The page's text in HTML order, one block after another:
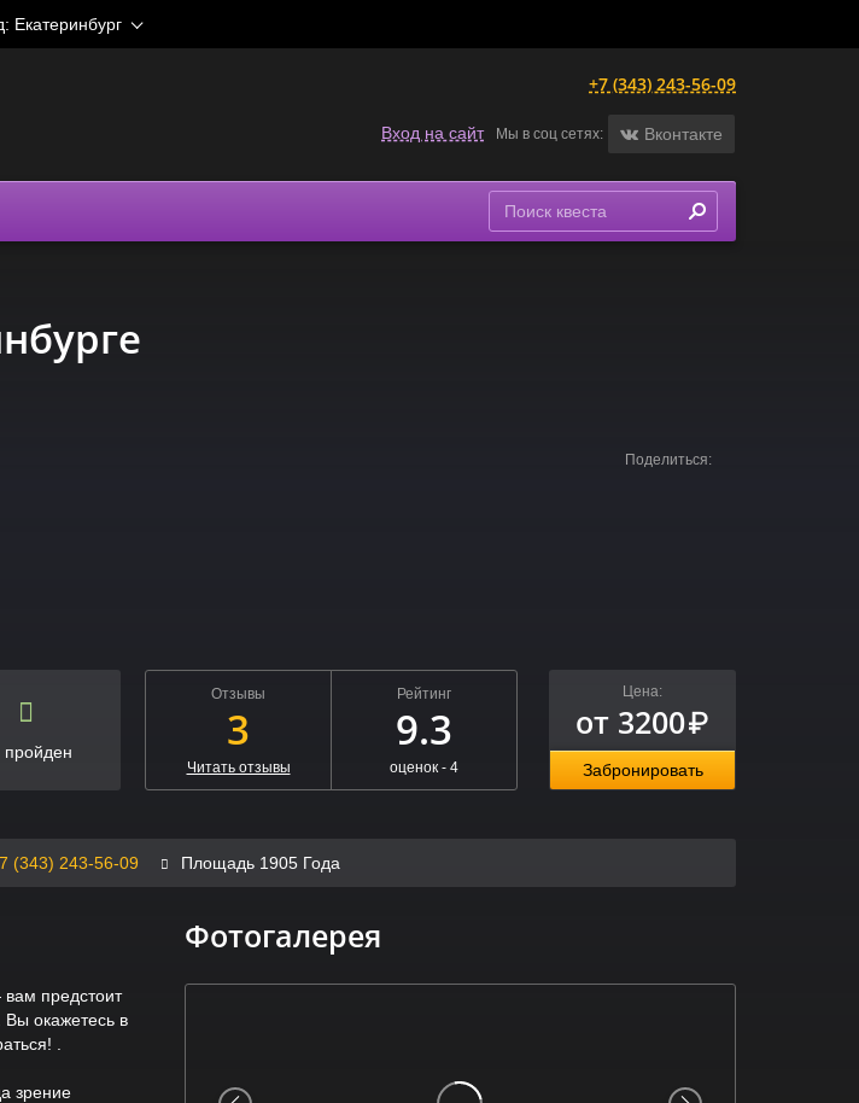
Екатеринбург
+7 (343) 243-56-09
Вход на сайт Мы в соц сетях: Вконтакте
Поделиться:
пройден
Отзывы
3
Читать отзывы
Рейтинг
9.3
оценок - 4
Цена:
от 3200₽
Забронировать
(343) 243-56-09 Площадь 1905 Года
предстоит
Вы окажетесь в
.
зрение
Фотогалерея